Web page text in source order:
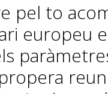
pel to
europeu